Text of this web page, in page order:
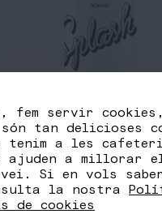
fem servir
tan delicioses
tenim a les
ajuden a millorar
Si en vols saber
la nostra
de cookies